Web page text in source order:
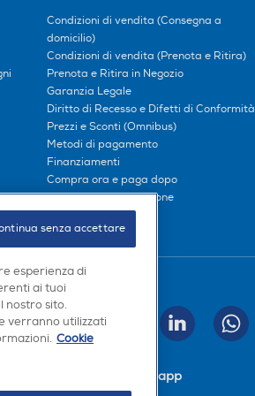
Condizioni di vendita (Consegna a
domicilio)
Condizioni di vendita (Prenota e Ritira)
Prenota e Ritira in Negozio
Garanzia Legale
Diritto di Recesso e Difetti di Conformità
Prezzi e Sconti (Omnibus)
Metodi di pagamento
Finanziamenti
Compra ora e paga dopo
Consegna e Installazione
Seguici sui social
Scarica la nostra app
esperienza di
ai tuoi
nostro sito.
verranno utilizzati
Cookie
senza accettare